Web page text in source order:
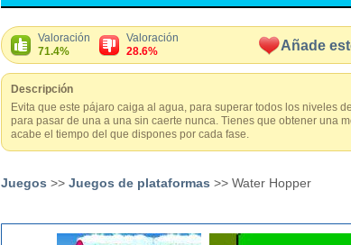
Valoración
71.4%
Valoración
28.6%
Añade
Descripción
Evita que este pájaro caiga al agua, para superar todos los niveles
para pasar de una a una sin caerte nunca. Tienes que obtener una
acabe el tiempo del que dispones por cada fase.
Juegos >> Juegos de plataformas >> Water Hopper